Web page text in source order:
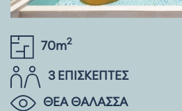
70m2
3 ΕΠΙΣΚΕΠΤΕΣ
ΘΕΑ ΘΑΛΑΣΣΑ